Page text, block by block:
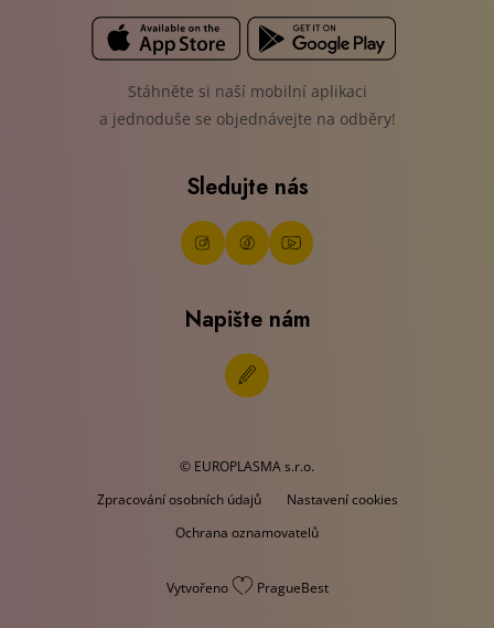
Stáhněte si naší mobilní aplikaci
a jednoduše se objednávejte na odběry!
Sledujte nás
Napište nám
© EUROPLASMA s.r.o.
Zpracování osobních údajů
Nastavení cookies
Ochrana oznamovatelů
Vytvořeno PragueBest